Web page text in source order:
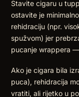
Stavite cigaru u
ostavite je
rehidraciju (npr.
spužvom) jer
pucanje wrappera
Ako je cigara bila
puca), rehidracija
vratiti, ali rijetko u